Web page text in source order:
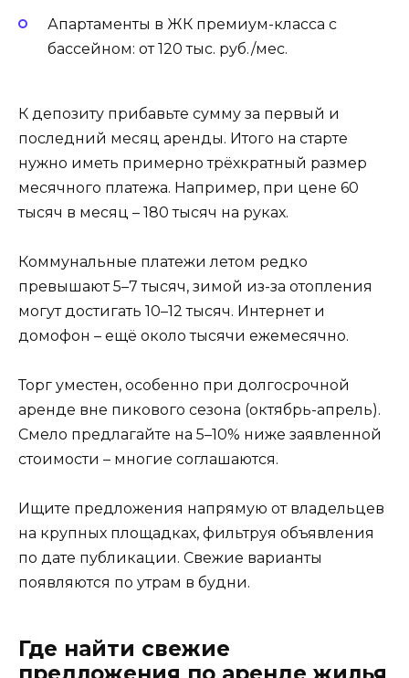
Апартаменты в ЖК премиум-класса с
бассейном: от 120 тыс. руб./мес.
К депозиту прибавьте сумму за первый и
последний месяц аренды. Итого на старте
нужно иметь примерно трёхкратный размер
месячного платежа. Например, при цене 60
тысяч в месяц – 180 тысяч на руках.
Коммунальные платежи летом редко
превышают 5–7 тысяч, зимой из-за отопления
могут достигать 10–12 тысяч. Интернет и
домофон – ещё около тысячи ежемесячно.
Торг уместен, особенно при долгосрочной
аренде вне пикового сезона (октябрь-апрель).
Смело предлагайте на 5–10% ниже заявленной
стоимости – многие соглашаются.
Ищите предложения напрямую от владельцев
на крупных площадках, фильтруя объявления
по дате публикации. Свежие варианты
появляются по утрам в будни.
Где найти свежие